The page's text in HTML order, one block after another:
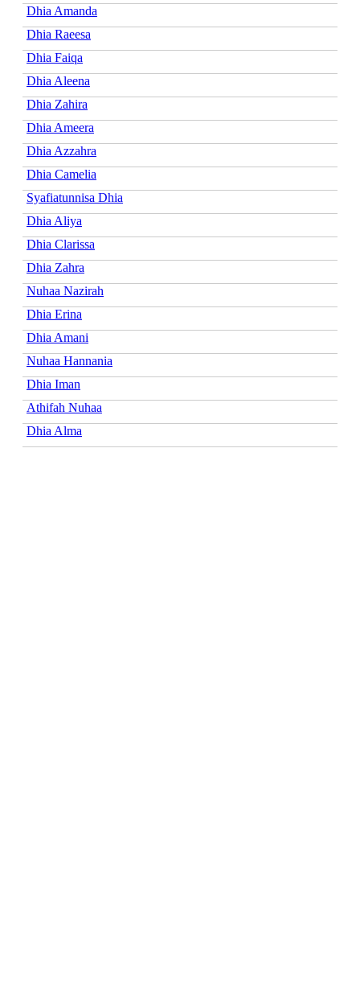
Dhia Amanda
Dhia Raeesa
Dhia Faiqa
Dhia Aleena
Dhia Zahira
Dhia Ameera
Dhia Azzahra
Dhia Camelia
Syafiatunnisa Dhia
Dhia Aliya
Dhia Clarissa
Dhia Zahra
Nuhaa Nazirah
Dhia Erina
Dhia Amani
Nuhaa Hannania
Dhia Iman
Athifah Nuhaa
Dhia Alma